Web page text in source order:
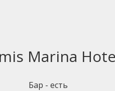
Marina
Бар - есть